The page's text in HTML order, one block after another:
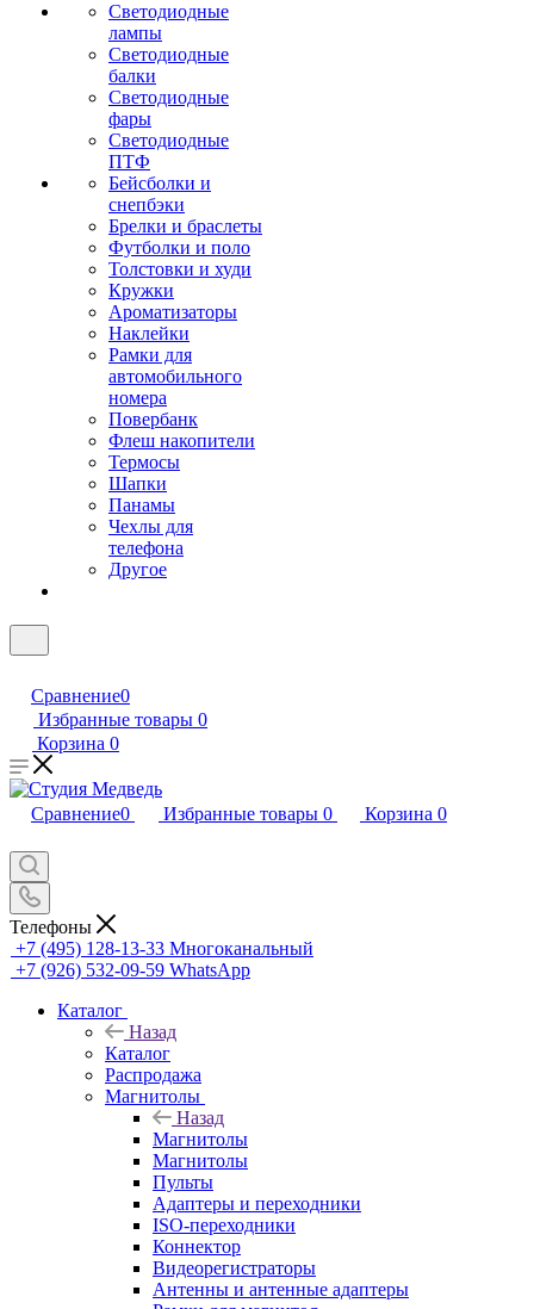
Светодиодные
лампы
Светодиодные
балки
Светодиодные
фары
Светодиодные
ПТФ
Бейсболки и
снепбэки
Брелки и браслеты
Футболки и поло
Толстовки и худи
Кружки
Ароматизаторы
Наклейки
Рамки для
автомобильного
номера
Повербанк
Флеш накопители
Термосы
Шапки
Панамы
Чехлы для
телефона
Другое
Сравнение0
Избранные товары 0
Корзина 0
Сравнение0 Избранные товары 0 Корзина 0
Телефоны
+7 (495) 128-13-33 Многоканальный
+7 (926) 532-09-59 WhatsApp
Каталог
Назад
Каталог
Распродажа
Магнитолы
Назад
Магнитолы
Магнитолы
Пульты
Адаптеры и переходники
ISO-переходники
Коннектор
Видеорегистраторы
Антенны и антенные адаптеры